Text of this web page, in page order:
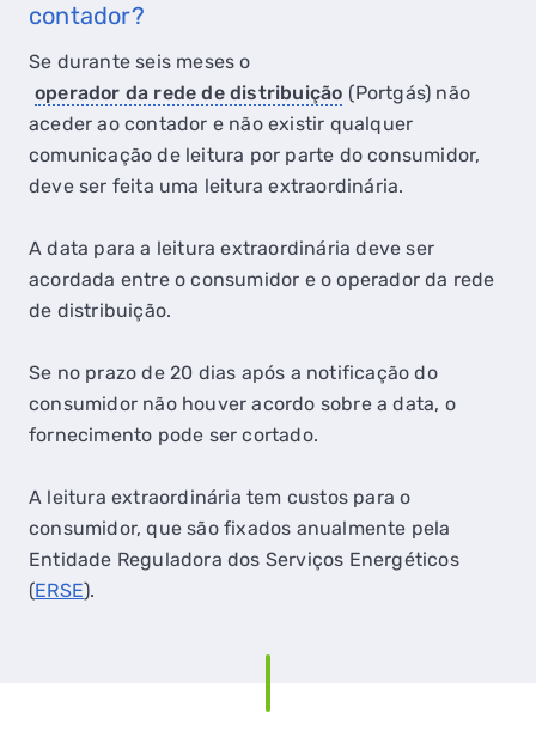
contador?
Se durante seis meses o
operador da rede de distribuição (Portgás) não
aceder ao contador e não existir qualquer
comunicação de leitura por parte do consumidor,
deve ser feita uma leitura extraordinária.
A data para a leitura extraordinária deve ser
acordada entre o consumidor e o operador da rede
de distribuição.
Se no prazo de 20 dias após a notificação do
consumidor não houver acordo sobre a data, o
fornecimento pode ser cortado.
A leitura extraordinária tem custos para o
consumidor, que são fixados anualmente pela
Entidade Reguladora dos Serviços Energéticos
(ERSE).